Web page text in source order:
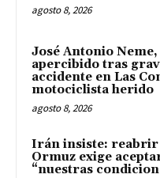
agosto 8, 2026
José Antonio Neme,
apercibido tras
accidente en Las
motociclista herido
agosto 8, 2026
Irán insiste: reabrir
Ormuz exige
“nuestras